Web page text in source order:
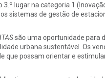
lugar na categoria 1
sistemas de gestão de
são uma oportunidade para
urbana sustentável. Os
que possam orientar e